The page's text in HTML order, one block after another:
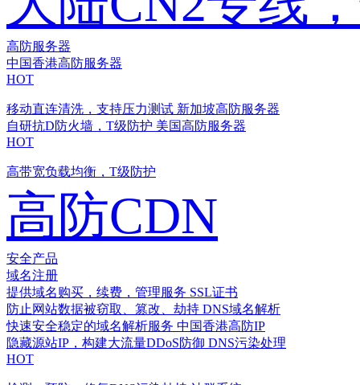
高防服务器
中国香港高防服务器
HOT
移动直连清洗，支持压力测试 新加坡高防服务器
自研抗D防火墙，T级防护 美国高防服务器
HOT
高带宽负载均衡，T级防护
高防CDN
安全产品
域名注册
提供域名购买，续费，管理服务 SSL证书
防止网站数据被窃取、篡改、劫持 DNS域名解析
快速安全稳定的域名解析服务 中国香港高防IP
隐藏源站IP，构建大流量DDoS防御 DNS污染处理
HOT